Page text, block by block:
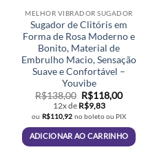
MELHOR VIBRADOR SUGADOR
Sugador de Clitóris em
Forma de Rosa Moderno e
Bonito, Material de
Embrulho Macio, Sensação
Suave e Confortável –
Youvibe
R$138,00 O
preço
original
era:
R$138,00.
R$118,00O
atual
é:
R$118,00.
12x de R$9,83
ou R$110,92 no boleto ou PIX
ADICIONAR AO CARRINHO